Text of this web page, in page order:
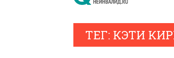
ТЕГ: КЭТИ